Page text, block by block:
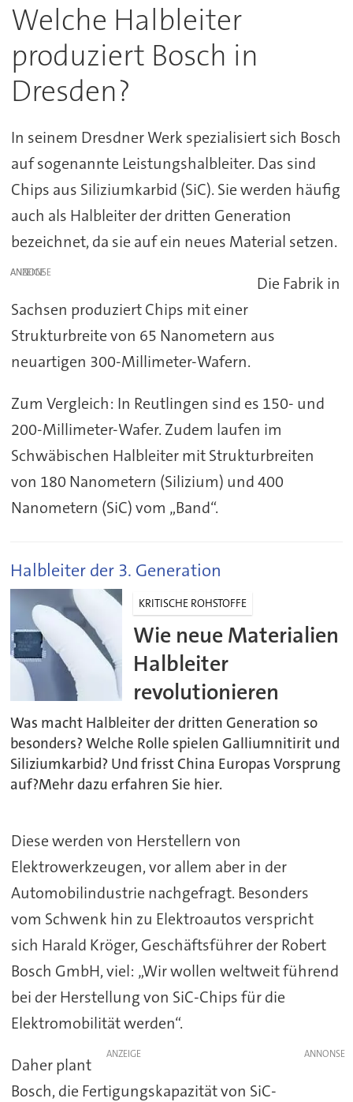
Welche Halbleiter
produziert Bosch in
Dresden?
In seinem Dresdner Werk spezialisiert sich Bosch
auf sogenannte Leistungshalbleiter. Das sind
Chips aus Siliziumkarbid (SiC). Sie werden häufig
auch als Halbleiter der dritten Generation
bezeichnet, da sie auf ein neues Material setzen.
ANZEIGE
Die Fabrik in
Sachsen produziert Chips mit einer
Strukturbreite von 65 Nanometern aus
neuartigen 300-Millimeter-Wafern.
Zum Vergleich: In Reutlingen sind es 150- und
200-Millimeter-Wafer. Zudem laufen im
Schwäbischen Halbleiter mit Strukturbreiten
von 180 Nanometern (Silizium) und 400
Nanometern (SiC) vom „Band“.
Halbleiter der 3. Generation
KRITISCHE ROHSTOFFE
Wie neue Materialien
Halbleiter
revolutionieren
Was macht Halbleiter der dritten Generation so
besonders? Welche Rolle spielen Galliumnitirit und
Siliziumkarbid? Und frisst China Europas Vorsprung
auf?Mehr dazu erfahren Sie hier.
Diese werden von Herstellern von
Elektrowerkzeugen, vor allem aber in der
Automobilindustrie nachgefragt. Besonders
vom Schwenk hin zu Elektroautos verspricht
sich Harald Kröger, Geschäftsführer der Robert
Bosch GmbH, viel: „Wir wollen weltweit führend
bei der Herstellung von SiC-Chips für die
Elektromobilität werden“.
ANZEIGE
Daher plant
Bosch, die Fertigungskapazität von SiC-